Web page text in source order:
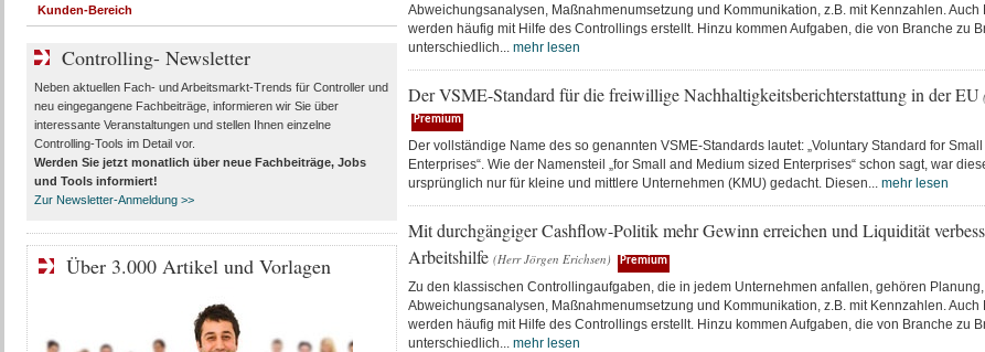
Abweichungsanalysen, Maßnahmenumsetzung und Kommunikation, z.B. mit Kennzahlen. Auch
werden häufig mit Hilfe des Controllings erstellt. Hinzu kommen Aufgaben, die von Branche zu
unterschiedlich... mehr lesen
Der VSME-Standard für die freiwillige Nachhaltigkeitsberichterstattung in der EU
Premium
Der vollständige Name des so genannten VSME-Standards lautet: „Voluntary Standard for
Enterprises“. Wie der Namensteil „for Small and Medium sized Enterprises“ schon sagt, war
ursprünglich nur für kleine und mittlere Unternehmen (KMU) gedacht. Diesen... mehr lesen
Mit durchgängiger Cashflow-Politik mehr Gewinn erreichen und Liquidität
Arbeitshilfe (Herr Jörgen Erichsen) Premium
Zu den klassischen Controllingaufgaben, die in jedem Unternehmen anfallen, gehören Planung,
Abweichungsanalysen, Maßnahmenumsetzung und Kommunikation, z.B. mit Kennzahlen. Auch
werden häufig mit Hilfe des Controllings erstellt. Hinzu kommen Aufgaben, die von Branche zu
unterschiedlich... mehr lesen
Kunden-Bereich
Controlling- Newsletter
Neben aktuellen Fach- und Arbeitsmarkt-Trends für Controller und
neu eingegangene Fachbeiträge, informieren wir Sie über
interessante Veranstaltungen und stellen Ihnen einzelne
Controlling-Tools im Detail vor.
Werden Sie jetzt monatlich über neue Fachbeiträge, Jobs
und Toolsinformiert!
Zur Newsletter-Anmeldung >>
Über 3.000 Artikel und Vorlagen